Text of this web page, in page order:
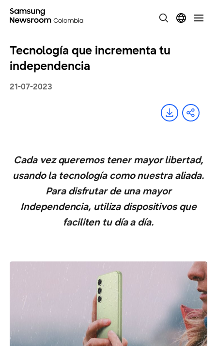
Tecnología que incrementa tu
independencia
21-07-2023
Cada vez queremos tener mayor libertad,
usando la tecnología como nuestra aliada.
Para disfrutar de una mayor
Independencia, utiliza dispositivos que
faciliten tu día a día.